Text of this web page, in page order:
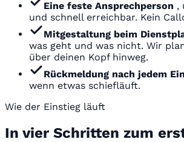
Eine feste Ansprechperson ,
und schnell erreichbar. Kein
Mitgestaltung beim
was geht und was nicht. Wir
über deinen Kopf hinweg.
Rückmeldung nach jedem
wenn etwas schiefläuft.
Wie der Einstieg läuft
In vier Schritten zum